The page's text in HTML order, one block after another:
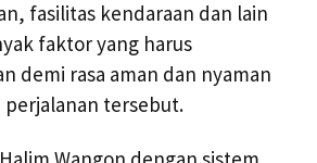
fasilitas kendaraan dan lain
faktor yang harus
demi rasa aman dan nyaman
perjalanan tersebut.